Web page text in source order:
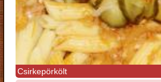
Csirkepörkölt